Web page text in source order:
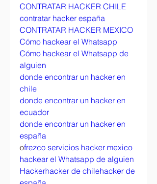
CONTRATAR HACKER CHILE
contratar hacker españa
CONTRATAR HACKER MEXICO
Cómo hackear el Whatsapp
Cómo hackear el Whatsapp de
alguien
donde encontrar un hacker en
chile
donde encontrar un hacker en
ecuador
donde encontrar un hacker en
españa
ofrezco servicios hacker mexico
hackear el Whatsapp de alguien
Hackerhacker de chilehacker de